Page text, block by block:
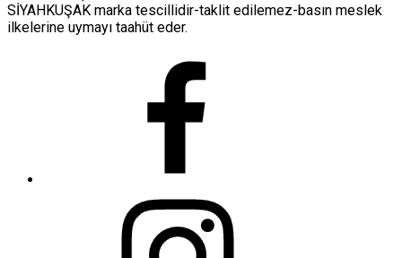
SİYAHKUŞAK marka tescillidir-taklit edilemez-basın meslek
ilkelerine uymayı taahüt eder.